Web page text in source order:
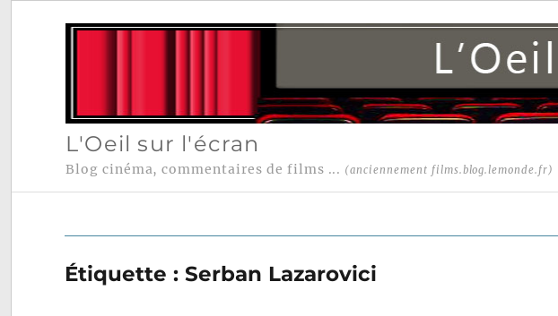
L'Oeil sur l'écran
Blog cinéma, commentaires de films ... (anciennement films.blog.lemonde.fr)
Étiquette :Serban Lazarovici